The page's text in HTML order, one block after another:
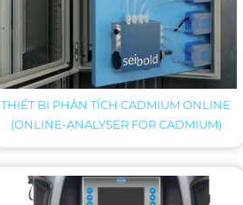
THIẾT BỊ PHÂN TÍCH CADMIUM ONLINE
(ONLINE-ANALYSER FOR CADMIUM)